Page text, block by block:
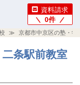
資料請求
0件
京都市中京区の塾・学
条駅前教室